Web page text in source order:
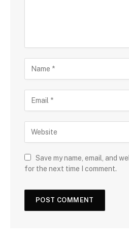
Save my name, email, and
for the next time I comment.